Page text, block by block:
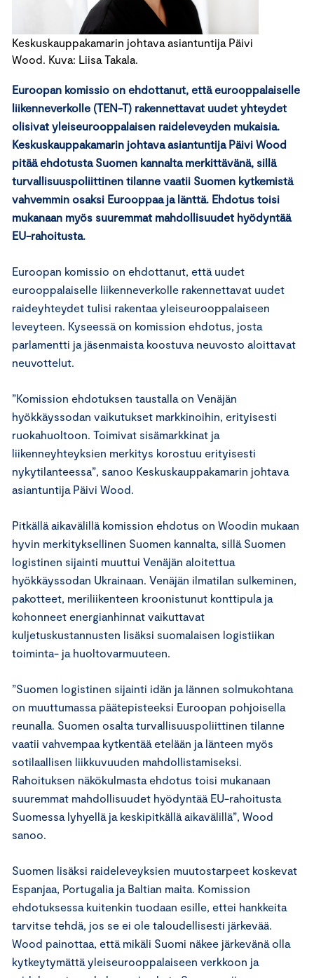
Keskuskauppakamarin johtava asiantuntija Päivi
Wood. Kuva: Liisa Takala.
Euroopan komissio on ehdottanut, että eurooppalaiselle
liikenneverkolle (TEN-T) rakennettavat uudet yhteydet
olisivat yleiseurooppalaisen raideleveyden mukaisia.
Keskuskauppakamarin johtava asiantuntija Päivi Wood
pitää ehdotusta Suomen kannalta merkittävänä, sillä
turvallisuuspoliittinen tilanne vaatii Suomen kytkemistä
vahvemmin osaksi Eurooppaa ja länttä. Ehdotus toisi
mukanaan myös suuremmat mahdollisuudet hyödyntää
EU-rahoitusta.
Euroopan komissio on ehdottanut, että uudet
eurooppalaiselle liikenneverkolle rakennettavat uudet
raideyhteydet tulisi rakentaa yleiseurooppalaiseen
leveyteen. Kyseessä on komission ehdotus, josta
parlamentti ja jäsenmaista koostuva neuvosto aloittavat
neuvottelut.
”Komission ehdotuksen taustalla on Venäjän
hyökkäyssodan vaikutukset markkinoihin, erityisesti
ruokahuoltoon. Toimivat sisämarkkinat ja
liikenneyhteyksien merkitys korostuu erityisesti
nykytilanteessa”, sanoo Keskuskauppakamarin johtava
asiantuntija Päivi Wood.
Pitkällä aikavälillä komission ehdotus on Woodin mukaan
hyvin merkityksellinen Suomen kannalta, sillä Suomen
logistinen sijainti muuttui Venäjän aloitettua
hyökkäyssodan Ukrainaan. Venäjän ilmatilan sulkeminen,
pakotteet, meriliikenteen kroonistunut konttipula ja
kohonneet energianhinnat vaikuttavat
kuljetuskustannusten lisäksi suomalaisen logistiikan
toiminta- ja huoltovarmuuteen.
”Suomen logistinen sijainti idän ja lännen solmukohtana
on muuttumassa päätepisteeksi Euroopan pohjoisella
reunalla. Suomen osalta turvallisuuspoliittinen tilanne
vaatii vahvempaa kytkentää etelään ja länteen myös
sotilaallisen liikkuvuuden mahdollistamiseksi.
Rahoituksen näkökulmasta ehdotus toisi mukanaan
suuremmat mahdollisuudet hyödyntää EU-rahoitusta
Suomessa lyhyellä ja keskipitkällä aikavälillä”, Wood
sanoo.
Suomen lisäksi raideleveyksien muutostarpeet koskevat
Espanjaa, Portugalia ja Baltian maita. Komission
ehdotuksessa kuitenkin tuodaan esille, ettei hankkeita
tarvitse tehdä, jos se ei ole taloudellisesti järkevää.
Wood painottaa, että mikäli Suomi näkee järkevänä olla
kytkeytymättä yleiseurooppalaiseen verkkoon ja